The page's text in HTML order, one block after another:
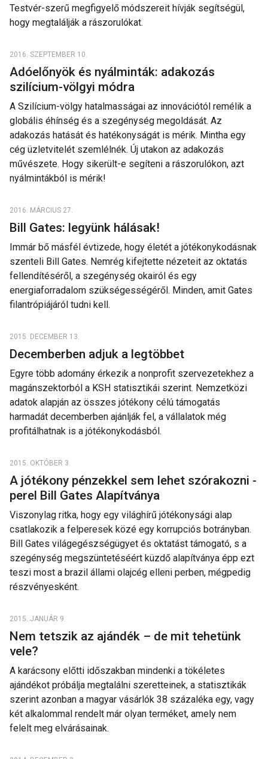
Testvér-szerű megfigyelő módszereit hívják segítségül,
hogy megtalálják a rászorulókat.
2016. SZEPTEMBER 10.
Adóelőnyök és nyálminták: adakozás
szilícium-völgyi módra
A Szilícium-völgy hatalmasságai az innovációtól remélik a
globális éhínség és a szegénység megoldását. Az
adakozás hatását és hatékonyságát is mérik. Mintha egy
cég üzletvitelét szemlélnék. Új utakon az adakozás
művészete. Hogy sikerült-e segíteni a rászorulókon, azt
nyálmintákból is mérik!
2016. MÁRCIUS 27.
Bill Gates: legyünk hálásak!
Immár bő másfél évtizede, hogy életét a jótékonykodásnak
szenteli Bill Gates. Nemrég kifejtette nézeteit az oktatás
fellendítéséről, a szegénység okairól és egy
energiaforradalom szükségességéről. Minden, amit Gates
filantrópiájáról tudni kell.
2015. DECEMBER 13.
Decemberben adjuk a legtöbbet
Egyre több adomány érkezik a nonprofit szervezetekhez a
magánszektorból a KSH statisztikái szerint. Nemzetközi
adatok alapján az összes jótékony célú támogatás
harmadát decemberben ajánlják fel, a vállalatok még
profitálhatnak is a jótékonykodásból.
2015. OKTÓBER 3.
A jótékony pénzekkel sem lehet szórakozni -
perel Bill Gates Alapítványa
Viszonylag ritka, hogy egy világhírű jótékonysági alap
csatlakozik a felperesek közé egy korrupciós botrányban.
Bill Gates világegészségügyet és oktatást támogató, s a
szegénység megszüntetéséért küzdő alapítványa épp ezt
teszi most a brazil állami olajcég elleni perben, mégpedig
részvényesként.
2015. JANUÁR 9.
Nem tetszik az ajándék – de mit tehetünk
vele?
A karácsony előtti időszakban mindenki a tökéletes
ajándékot próbálja megtalálni szeretteinek, a statisztikák
szerint azonban a magyar vásárlók 38 százaléka egy, vagy
két alkalommal rendelt már olyan terméket, amely nem
felelt meg elvárásainak.